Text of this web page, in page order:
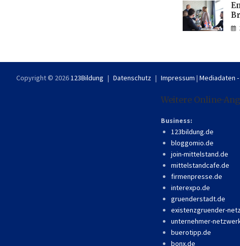
Copyright © 2026123Bildung Datenschutz Impressum | Mediadaten
Weitere Online-
Business:
123bildung.de
bloggomio.de
join-mittelstand.de
mittelstandcafe.de
firmenpresse.de
interexpo.de
gruenderstadt.de
existenzgruender-
unternehmer-
buerotipp.de
bonx.de